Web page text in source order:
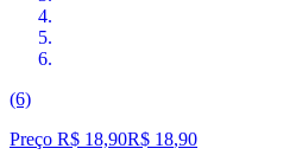
(6)
Preço R$ 18,90R$ 18,90